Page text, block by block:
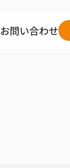
お問い合わせ